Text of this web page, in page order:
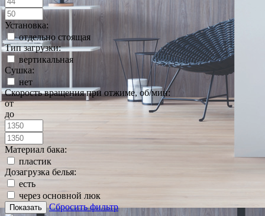
Установка:
отдельно стоящая
Тип загрузки:
вертикальная
Сушка:
нет
Скорость вращения при отжиме, об/мин:
от
до
Материал бака:
пластик
Дозагрузка белья:
есть
через основной люк
Показать Сбросить фильтр